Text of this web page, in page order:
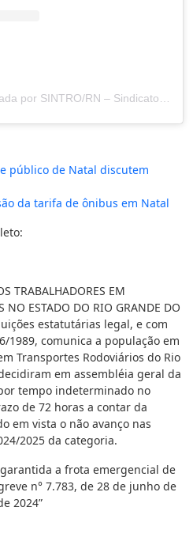
público de Natal discutem
da tarifa de ônibus em Natal
TRABALHADORES EM
NO ESTADO DO RIO GRANDE DO
estatutárias legal, e com
1989, comunica a população em
Transportes Rodoviários do Rio
em assembléia geral da
por tempo indeterminado no
de 72 horas a contar da
em vista o não avanço nas
2025 da categoria.
a frota emergencial de
n° 7.783, de 28 de junho de
2024”